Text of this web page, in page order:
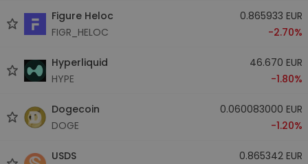
Figure Heloc
FIGR_HELOC
0.865933 EUR
-2.70%
Hyperliquid
HYPE
46.670 EUR
-1.80%
Dogecoin
DOGE
0.060083000 EUR
-1.20%
USDS
0.865342 EUR